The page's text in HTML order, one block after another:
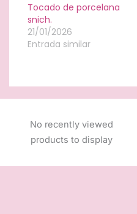
Tocado de porcelana
snich.
21/01/2026
Entrada similar
No recently viewed
products to display